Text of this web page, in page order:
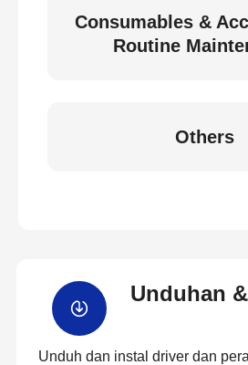
Consumables &
Routine
Others
Unduhan
Unduh dan instal driver dan